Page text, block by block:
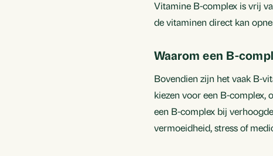
Vitamine B-complex is vrij
de vitaminen direct kan
Waarom een B-
Bovendien zijn het vaak B-
kiezen voor een B-complex,
een B-complex bij
vermoeidheid, stress of